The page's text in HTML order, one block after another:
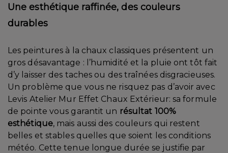
Une esthétique raffinée, des couleurs
durables
Les peintures à la chaux classiques présentent un
gros désavantage : l’humidité et la pluie ont tôt fait
d’y laisser des taches ou des traînées disgracieuses.
Un problème que vous ne risquez pas d’avoir avec
Levis Atelier Mur Effet Chaux Extérieur: sa formule
de pointe vous garantit un résultat 100%
esthétique, mais aussi des couleurs qui restent
belles et stables quelles que soient les conditions
météo. Cette tenue longue durée se justifie par